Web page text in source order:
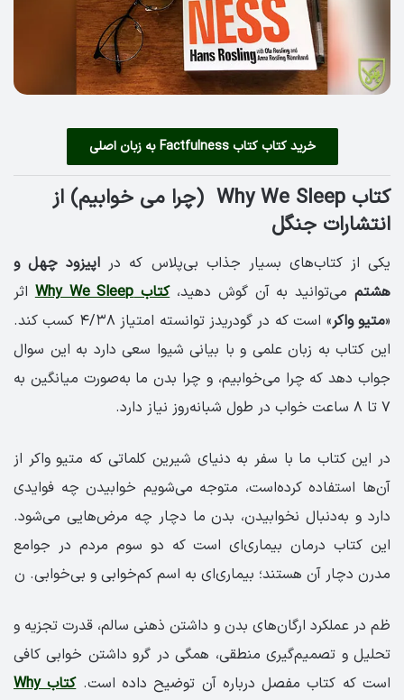
خرید کتاب کتاب Factfulness به زبان اصلی
کتاب Why We Sleep (چرا می خوابیم) از
انتشارات جنگل
یکی از کتاب‌های بسیار جذاب بی‌پلاس که در اپیزود چهل و
هشتم می‌توانید به آن گوش دهید،کتاب Why We Sleep
اثر
«متیو واکر
» است که در گودریدز توانسته امتیاز ۴/۳۸ کسب کند.
این کتاب به زبان علمی و با بیانی شیوا سعی دارد به این سوال
جواب دهد که چرا می‌خوابیم، و چرا بدن ما به‌صورت میانگین به
۷ تا ۸ ساعت خواب در طول شبانه‌روز نیاز دارد.
در این کتاب ما با سفر به دنیای شیرین کلماتی که متیو واکر از
آن‌ها استفاده کرده‌است، متوجه می‌شویم خوابیدن چه فوایدی
دارد و به‌دنبال نخوابیدن، بدن ما دچار چه مرض‌هایی می‌شود.
این کتاب درمان بیماری‌ای است که دو سوم مردم در جوامع
مدرن دچار آن هستند؛ بیماری‌ای به اسم کم‌خوابی و بی‌خوابی. ن
ظم در عملکرد ارگان‌های بدن و داشتن ذهنی سالم، قدرت تجزیه و
تحلیل و تصمیم‌گیری منطقی، همگی در گرو داشتن خوابی کافی
است که کتاب مفصل درباره‌ آن توضیح داده است.
کتاب Why